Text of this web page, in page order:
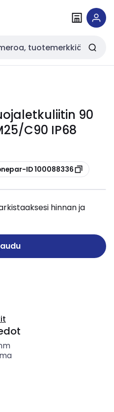
90
C90 IP68
ID 100088336
hinnan ja